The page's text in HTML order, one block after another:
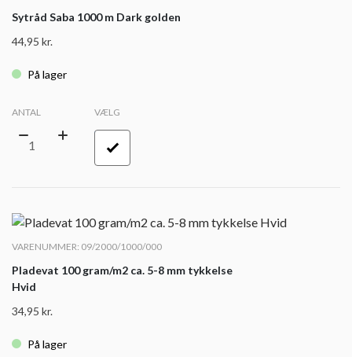
Sytråd Saba 1000 m Dark golden
44,95 kr.
På lager
ANTAL VÆLG
VARENUMMER: 09/2000/1000/000
Pladevat 100 gram/m2 ca. 5-8 mm tykkelse
Hvid
34,95 kr.
På lager